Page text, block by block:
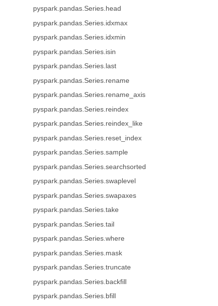
pyspark.pandas.Series.head
pyspark.pandas.Series.idxmax
pyspark.pandas.Series.idxmin
pyspark.pandas.Series.isin
pyspark.pandas.Series.last
pyspark.pandas.Series.rename
pyspark.pandas.Series.rename_axis
pyspark.pandas.Series.reindex
pyspark.pandas.Series.reindex_like
pyspark.pandas.Series.reset_index
pyspark.pandas.Series.sample
pyspark.pandas.Series.searchsorted
pyspark.pandas.Series.swaplevel
pyspark.pandas.Series.swapaxes
pyspark.pandas.Series.take
pyspark.pandas.Series.tail
pyspark.pandas.Series.where
pyspark.pandas.Series.mask
pyspark.pandas.Series.truncate
pyspark.pandas.Series.backfill
pyspark.pandas.Series.bfill